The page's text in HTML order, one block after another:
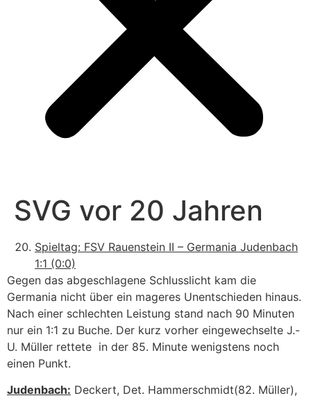
SVG vor 20 Jahren
Spieltag: FSV Rauenstein II – Germania Judenbach
1:1 (0:0)
Gegen das abgeschlagene Schlusslicht kam die
Germania nicht über ein mageres Unentschieden hinaus.
Nach einer schlechten Leistung stand nach 90 Minuten
nur ein 1:1 zu Buche. Der kurz vorher eingewechselte J.-
U. Müller rettete in der 85. Minute wenigstens noch
einen Punkt.
Judenbach: Deckert, Det. Hammerschmidt(82. Müller),